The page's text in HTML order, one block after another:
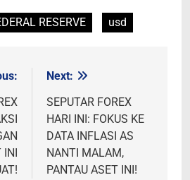
RESERVE usd
Next:
SEPUTAR FOREX
HARI INI: FOKUS KE
DATA INFLASI AS
NANTI MALAM,
PANTAU ASET INI!